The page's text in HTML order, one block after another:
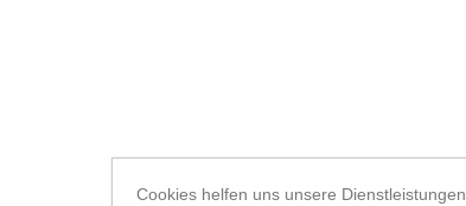
Cookies helfen uns unsere Dienstleistungen